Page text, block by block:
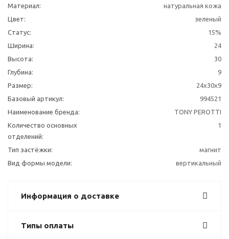
Материал:
натуральная кожа
Цвет:
зеленый
Статус:
15%
Ширина:
24
Высота:
30
Глубина:
9
Размер:
24х30х9
Базовый артикул:
994521
Наименование бренда:
TONY PEROTTI
Количество основных
отделений:
1
Тип застёжки:
магнит
Вид формы модели:
вертикальный
Информация о доставке
Типы оплаты